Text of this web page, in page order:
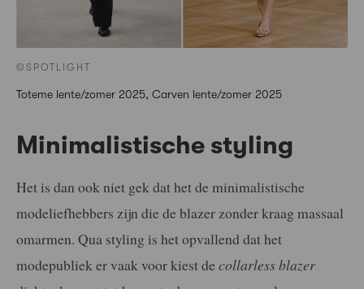
©SPOTLIGHT
Toteme lente/zomer 2025, Carven lente/zomer 2025
Minimalistische styling
Het is dan ook niet gek dat het de minimalistische
modeliefhebbers zijn die de blazer zonder kraag massaal
omarmen. Qua styling is het opvallend dat het
modepubliek er vaak voor kiest de collarless blazer